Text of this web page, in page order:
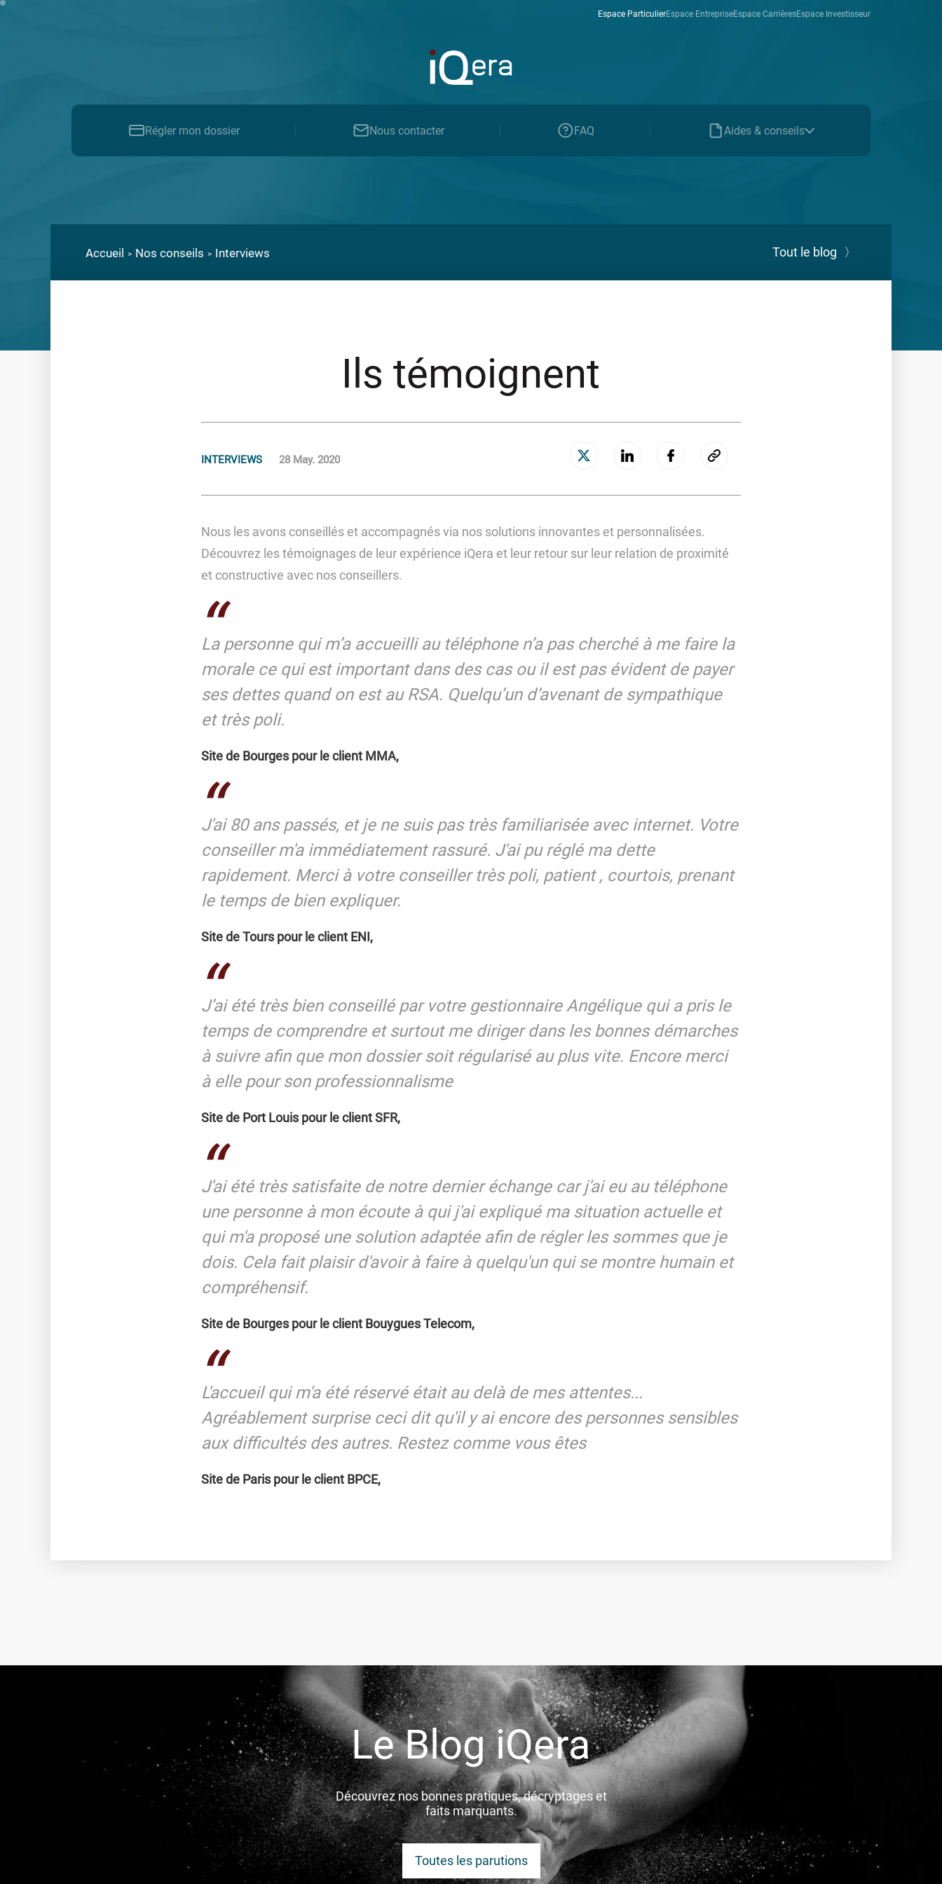
Espace ParticulierEspace EntrepriseEspace CarrièresEspace Investisseur
Régler mon dossier Nous contacter FAQ Aides & conseils
Nous contacter
Espace Investisseur
Accueil Nos conseils Interviews Tout le blog 〉
Ils témoignent
INTERVIEWS 28 May. 2020
Nous les avons conseillés et accompagnés via nos solutions innovantes et personnalisées.
Découvrez les témoignages de leur expérience iQera et leur retour sur leur relation de proximité
et constructive avec nos conseillers.
La personne qui m’a accueilli au téléphone n’a pas cherché à me faire la
morale ce qui est important dans des cas ou il est pas évident de payer
ses dettes quand on est au RSA. Quelqu’un d’avenant de sympathique
et très poli.
Site de Bourges pour le client MMA,
J'ai 80 ans passés, et je ne suis pas très familiarisée avec internet. Votre
conseiller m'a immédiatement rassuré. J'ai pu réglé ma dette
rapidement. Merci à votre conseiller très poli, patient , courtois, prenant
le temps de bien expliquer.
Site de Tours pour le client ENI,
J’ai été très bien conseillé par votre gestionnaire Angélique qui a pris le
temps de comprendre et surtout me diriger dans les bonnes démarches
à suivre afin que mon dossier soit régularisé au plus vite. Encore merci
à elle pour son professionnalisme
Site de Port Louis pour le client SFR,
J'ai été très satisfaite de notre dernier échange car j'ai eu au téléphone
une personne à mon écoute à qui j'ai expliqué ma situation actuelle et
qui m'a proposé une solution adaptée afin de régler les sommes que je
dois. Cela fait plaisir d'avoir à faire à quelqu'un qui se montre humain et
compréhensif.
Site de Bourges pour le client Bouygues Telecom,
L'accueil qui m'a été réservé était au delà de mes attentes...
Agréablement surprise ceci dit qu'il y ai encore des personnes sensibles
aux difficultés des autres. Restez comme vous êtes
Site de Paris pour le client BPCE,
Le Blog iQera
Découvrez nos bonnes pratiques, décryptages et
faits marquants.
Toutes les parutions